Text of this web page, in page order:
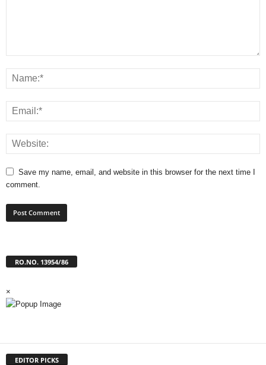
Save my name, email, and website in this browser for the next time I
comment.
RO.NO. 13954/86
×
EDITOR PICKS